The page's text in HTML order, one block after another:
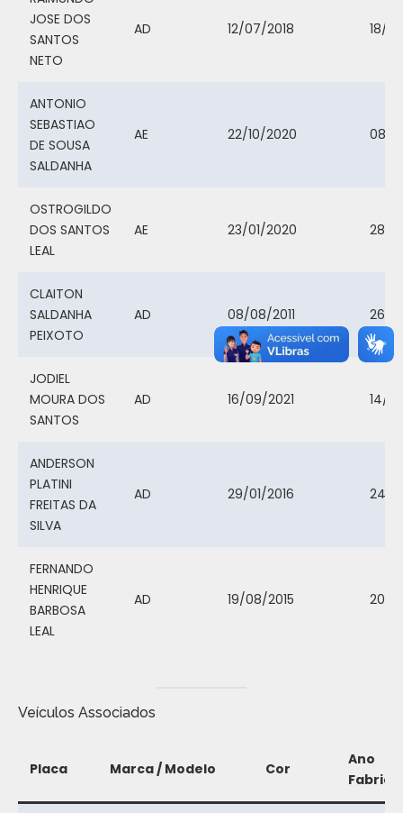
JOSE DOS
SANTOS
NETO
AD 12/07/2018 18/
ANTONIO
SEBASTIAO
DE SOUSA
SALDANHA
AE 22/10/2020 08/
OSTROGILDO
DOS SANTOS
LEAL
AE 23/01/2020 28/
CLAITON
SALDANHA
PEIXOTO
AD 08/08/2011 26/
JODIEL
MOURA DOS
SANTOS
AD 16/09/2021 14/
ANDERSON
PLATINI
FREITAS DA
SILVA
AD 29/01/2016 24/
FERNANDO
HENRIQUE
BARBOSA
LEAL
AD 19/08/2015 20/
Veículos Associados
Placa Marca / Modelo Cor
Ano